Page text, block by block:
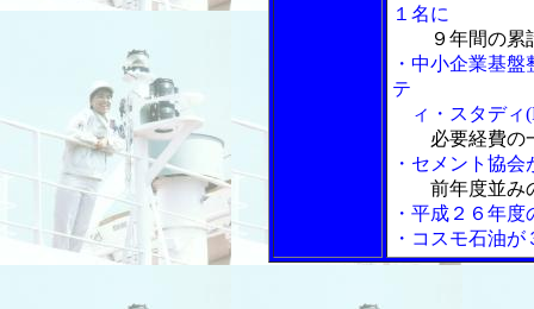
１名に
９年間の累
・中小企業基
テ
ィ・スタディ
必要経費の
・セメント協
前年度並み
・平成２６年
・コスモ石油